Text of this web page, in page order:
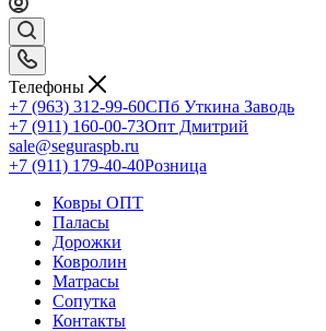
Телефоны
+7 (963) 312-99-60СПб Уткина Заводь
+7 (911) 160-00-73Опт Дмитрий
sale@seguraspb.ru
+7 (911) 179-40-40Розница
Ковры ОПТ
Паласы
Дорожки
Ковролин
Матрасы
Сопутка
Контакты